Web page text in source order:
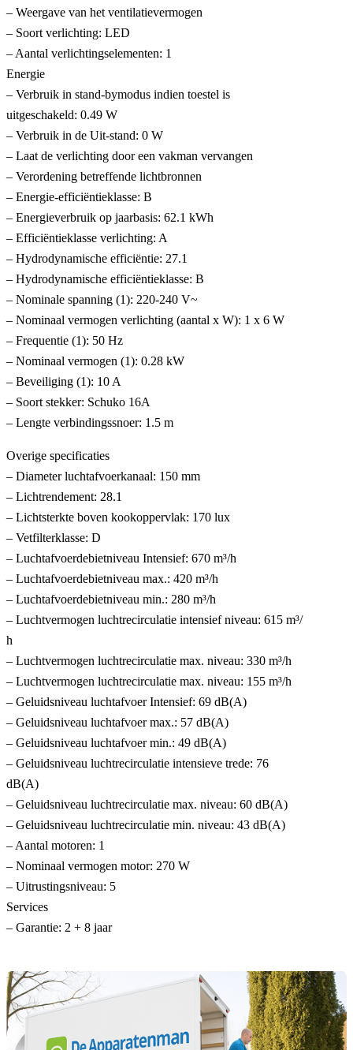
– Weergave van het ventilatievermogen
– Soort verlichting: LED
– Aantal verlichtingselementen: 1
Energie
– Verbruik in stand-bymodus indien toestel is
uitgeschakeld: 0.49 W
– Verbruik in de Uit-stand: 0 W
– Laat de verlichting door een vakman vervangen
– Verordening betreffende lichtbronnen
– Energie-efficiëntieklasse: B
– Energieverbruik op jaarbasis: 62.1 kWh
– Efficiëntieklasse verlichting: A
– Hydrodynamische efficiëntie: 27.1
– Hydrodynamische efficiëntieklasse: B
– Nominale spanning (1): 220-240 V~
– Nominaal vermogen verlichting (aantal x W): 1 x 6 W
– Frequentie (1): 50 Hz
– Nominaal vermogen (1): 0.28 kW
– Beveiliging (1): 10 A
– Soort stekker: Schuko 16A
– Lengte verbindingssnoer: 1.5 m
Overige specificaties
– Diameter luchtafvoerkanaal: 150 mm
– Lichtrendement: 28.1
– Lichtsterkte boven kookoppervlak: 170 lux
– Vetfilterklasse: D
– Luchtafvoerdebietniveau Intensief: 670 m³/h
– Luchtafvoerdebietniveau max.: 420 m³/h
– Luchtafvoerdebietniveau min.: 280 m³/h
– Luchtvermogen luchtrecirculatie intensief niveau: 615 m³/
h
– Luchtvermogen luchtrecirculatie max. niveau: 330 m³/h
– Luchtvermogen luchtrecirculatie max. niveau: 155 m³/h
– Geluidsniveau luchtafvoer Intensief: 69 dB(A)
– Geluidsniveau luchtafvoer max.: 57 dB(A)
– Geluidsniveau luchtafvoer min.: 49 dB(A)
– Geluidsniveau luchtrecirculatie intensieve trede: 76
dB(A)
– Geluidsniveau luchtrecirculatie max. niveau: 60 dB(A)
– Geluidsniveau luchtrecirculatie min. niveau: 43 dB(A)
– Aantal motoren: 1
– Nominaal vermogen motor: 270 W
– Uitrustingsniveau: 5
Services
– Garantie: 2 + 8 jaar